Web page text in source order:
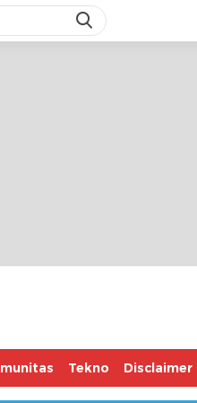
Tekno Disclaimer